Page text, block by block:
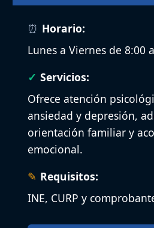
Horario:
Lunes a Viernes de 8:00
Servicios:
Ofrece atención
ansiedad y depresión,
orientación familiar y
emocional.
Requisitos:
INE, CURP y